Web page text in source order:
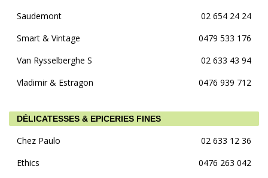
Saudemont
02 654 24 24
Smart & Vintage
0479 533 176
Van Rysselberghe S
02 633 43 94
Vladimir & Estragon
0476 939 712
DÉLICATESSES & EPICERIES FINES
Chez Paulo
02 633 12 36
Ethics
0476 263 042